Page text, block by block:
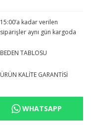
15:00’a kadar verilen
siparişler aynı gün kargoda
BEDEN TABLOSU
ÜRÜN KALİTE GARANTİSİ
WHATSAPP